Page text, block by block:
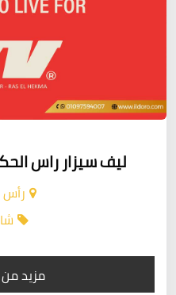
ليف سيزار راس
مزيد